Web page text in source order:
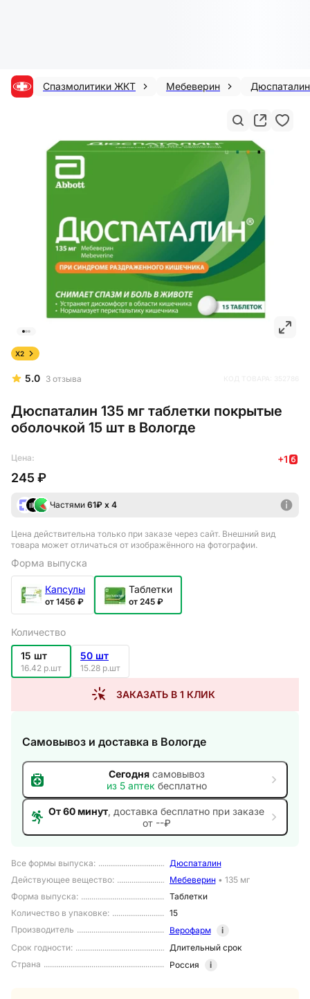
Спазмолитики ЖКТ Мебеверин Дюспаталин
5.0 3 отзыва
Дюспаталин 135 мг таблетки покрытые
оболочкой 15 шт в Вологде
X2
Все формы выпуска:
Дюспаталин
Действующее вещество: Мебеверин• 135 мг
Форма выпуска:
Таблетки
Количество в упаковке:
15
Производитель
Верофарм
i
Срок годности:
Длительный срок
Страна
Россия i
Цена: +1
245 ₽
Частями 61₽ х 4
Цена действительна только при заказе через сайт. Внешний вид
товара может отличаться от изображённого на фотографии.
Форма выпуска
Капсулы
от 1456 ₽
Таблетки
от 245 ₽
Количество
15 шт
16.42 р.шт
50 шт
15.28 р.шт
ЗАКАЗАТЬ В 1 КЛИК
Самовывоз и доставка в Вологде
Сегоднясамовывоз
из 5 аптек бесплатно
От 60 минут, доставка бесплатно при заказе
от --₽